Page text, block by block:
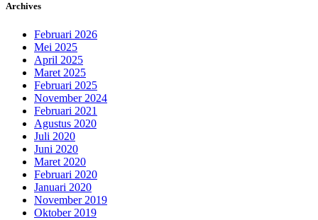
Archives
Februari 2026
Mei 2025
April 2025
Maret 2025
Februari 2025
November 2024
Februari 2021
Agustus 2020
Juli 2020
Juni 2020
Maret 2020
Februari 2020
Januari 2020
November 2019
Oktober 2019